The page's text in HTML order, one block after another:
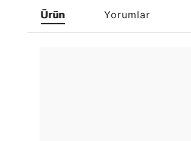
Ürün Yorumlar